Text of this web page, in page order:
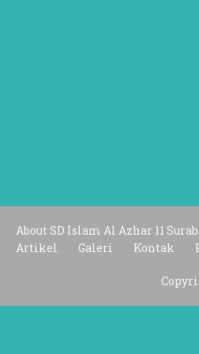
About SD Islam Al Azhar 11
Artikel
Galeri Kontak